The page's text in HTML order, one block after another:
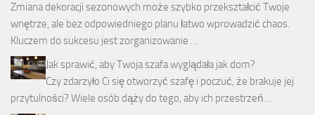
Zmiana dekoracji sezonowych może szybko przekształcić Twoje
wnętrze, ale bez odpowiedniego planu łatwo wprowadzić chaos.
Kluczem do sukcesu jest zorganizowanie …
Jak sprawić, aby Twoja szafa wyglądała jak dom?
Czy zdarzyło Ci się otworzyć szafę i poczuć, że brakuje jej
przytulności? Wiele osób dąży do tego, aby ich przestrzeń …